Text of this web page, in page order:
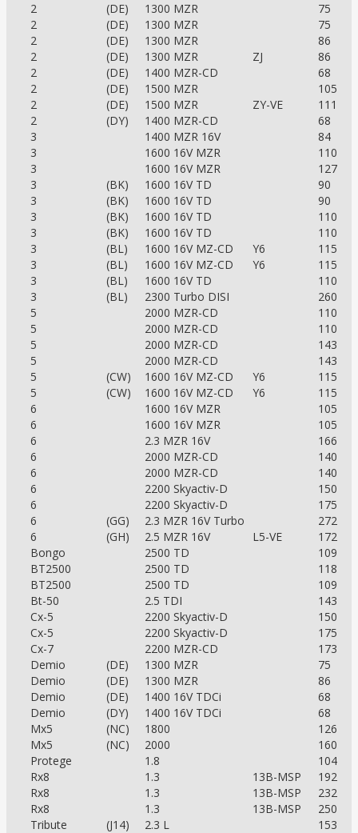
2 (DE) 1300 MZR
75
2
(DE) 1300 MZR
75
2
(DE) 1300 MZR
86
2
(DE) 1300 MZR ZJ
86
2
(DE) 1400 MZR-CD
68
2
(DE) 1500 MZR
105
2
(DE) 1500 MZR ZY-VE
111
2
(DY) 1400 MZR-CD
68
3
1400 MZR 16V
84
3
1600 16V MZR
110
3
1600 16V MZR
127
3
(BK) 1600 16V TD
90
3
(BK) 1600 16V TD
90
3
(BK) 1600 16V TD
110
3
(BK) 1600 16V TD
110
3
(BL) 1600 16V MZ-CD Y6
115
3
(BL) 1600 16V MZ-CD Y6
115
3
(BL) 1600 16V TD
110
3
(BL) 2300 Turbo DISI
260
5
2000 MZR-CD
110
5
2000 MZR-CD
110
5
2000 MZR-CD
143
5
2000 MZR-CD
143
5
(CW) 1600 16V MZ-CD Y6
115
5
(CW) 1600 16V MZ-CD Y6
115
6
1600 16V MZR
105
6
1600 16V MZR
105
6
2.3 MZR 16V
166
6
2000 MZR-CD
140
6
2000 MZR-CD
140
6
2200 Skyactiv-D
150
6
2200 Skyactiv-D
175
6
(GG) 2.3 MZR 16V Turbo
272
6
(GH) 2.5 MZR 16V L5-VE
172
Bongo
2500 TD
109
BT2500
2500 TD
118
BT2500
2500 TD
109
Bt-50
2.5 TDI
143
Cx-5
2200 Skyactiv-D
150
Cx-5
2200 Skyactiv-D
175
Cx-7
2200 MZR-CD
173
Demio
(DE) 1300 MZR
75
Demio
(DE) 1300 MZR
86
Demio
(DE) 1400 16V TDCi
68
Demio
(DY) 1400 16V TDCi
68
Mx5
(NC) 1800
126
Mx5
(NC) 2000
160
Protege
1.8
104
Rx8
1.3 13B-MSP
192
Rx8
1.3 13B-MSP
232
Rx8
1.3 13B-MSP
250
Tribute
(J14) 2.3 L 153